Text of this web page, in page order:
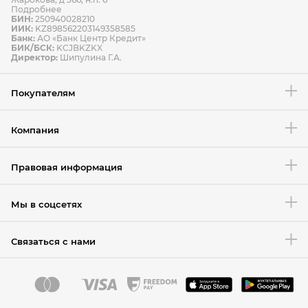
Условия возврата товара
Подробнее
БИН: 250940028210
ИИК: KZ898562203149358585
Банк: АО «Банк Центр Кредит»
БИК/БСК: KCJBKZKX
Директор: Шипулина Г.А.
Покупателям
Компания
Правовая информация
Мы в соцсетях
Связаться с нами